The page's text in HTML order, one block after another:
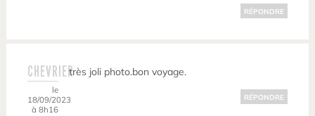
RÉPONDRE
CHEVRIER
le
18/09/2023
à 8h16
très joli photo.bon voyage.
RÉPONDRE